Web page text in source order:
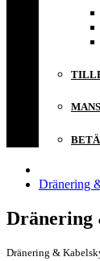
Dränering
Dränering
Dränering &